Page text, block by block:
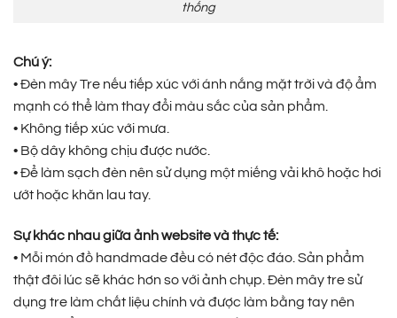
thống
Chú ý:
• Đèn mây Tre nếu tiếp xúc với ánh nắng mặt trời và độ ẩm
mạnh có thể làm thay đổi màu sắc của sản phẩm.
• Không tiếp xúc với mưa.
• Bộ dây không chịu được nước.
• Để làm sạch đèn nên sử dụng một miếng vải khô hoặc hơi
ướt hoặc khăn lau tay.
Sự khác nhau giữa ảnh website và thực tế:
• Mỗi món đồ handmade đều có nét độc đáo. Sản phẩm
thật đôi lúc sẽ khác hơn so với ảnh chụp. Đèn mây tre sử
dụng tre làm chất liệu chính và được làm bằng tay nên